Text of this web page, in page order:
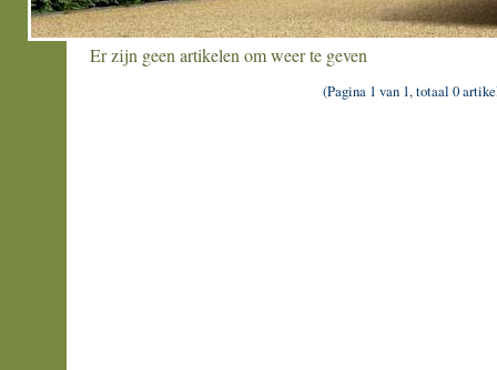
Er zijn geen artikelen om weer te geven
(Pagina 1 van 1, totaal 0